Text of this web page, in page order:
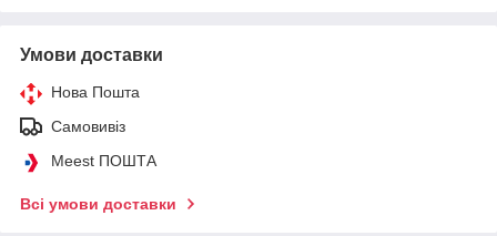
Умови доставки
Нова Пошта
Самовивіз
Meest ПОШТА
Всі умови доставки